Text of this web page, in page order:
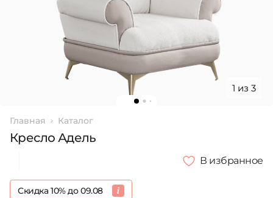
1 из 3
Главная Каталог
Кресло Адель
В избранное
Скидка 10% до 09.08